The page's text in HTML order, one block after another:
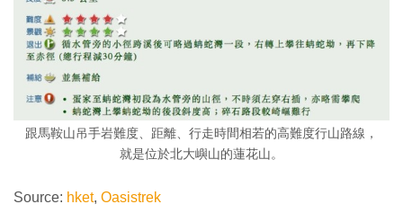
跟馬鞍山吊手岩難度、距離、行走時間相若的高難度行山路線，
就是位於北大嶼山的蓮花山。
Source: hket, Oasistrek